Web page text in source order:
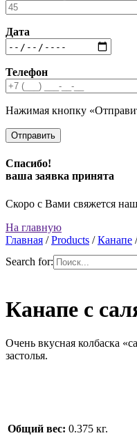
Дата
Телефон
Нажимая кнопку
Спасибо!
ваша заявка принята
Скоро с Вами свяжется
На главную
Главная /Products /Канапе
Search for:
Канапе с
Очень вкусная колбаска
застолья.
Общий вес: 0.375 кг.